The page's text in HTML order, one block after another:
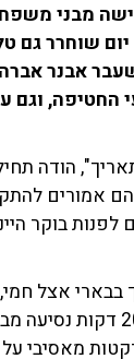
בן ה־40 מקיבוץ בארי
ילדיו הקטנים. לאחר 50 יום שוחררו בני משפחתו,
לשעבר אבנר
וגם
הודה
אמורים
יום לפנות בוקר
בבארי אצל
באותו יום ארור, ושושן, חמותי. ההורים שלי גרים
מאסיבי על